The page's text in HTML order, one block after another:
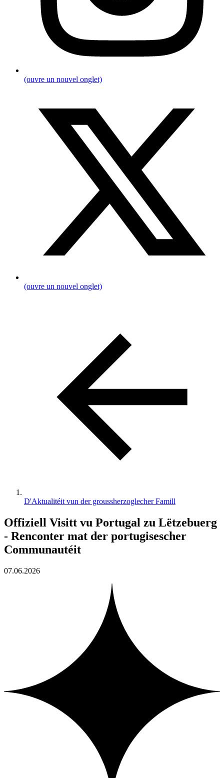
(ouvre un nouvel onglet)
(ouvre un nouvel onglet)
D'Aktualitéit vun der groussherzoglecher Famill
Offiziell Visitt vu Portugal zu Lëtzebuerg
- Renconter mat der portugisescher
Communautéit
07.06.2026